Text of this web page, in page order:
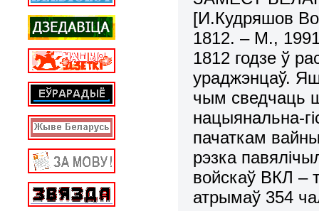
[И.Кудряшов
1812. – М.,
1812 годзе ў
ураджэнцаў.
чым сведчаць
нацыянальна-
пачаткам вайны
рэзка
войскаў ВКЛ –
атрымаў 354